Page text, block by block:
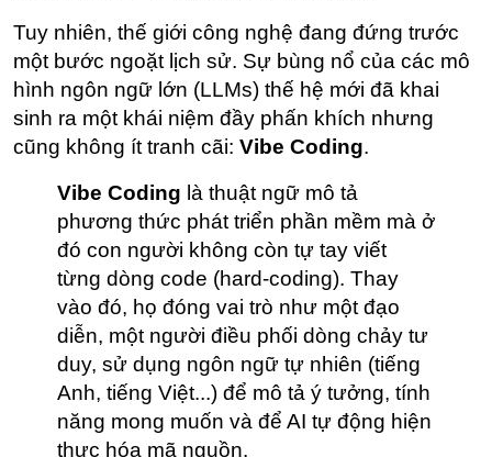
Tuy nhiên, thế giới công nghệ đang đứng trước
một bước ngoặt lịch sử. Sự bùng nổ của các mô
hình ngôn ngữ lớn (LLMs) thế hệ mới đã khai
sinh ra một khái niệm đầy phấn khích nhưng
cũng không ít tranh cãi: Vibe Coding.
Vibe Coding là thuật ngữ mô tả
phương thức phát triển phần mềm mà ở
đó con người không còn tự tay viết
từng dòng code (hard-coding). Thay
vào đó, họ đóng vai trò như một đạo
diễn, một người điều phối dòng chảy tư
duy, sử dụng ngôn ngữ tự nhiên (tiếng
Anh, tiếng Việt...) để mô tả ý tưởng, tính
năng mong muốn và để AI tự động hiện
thực hóa mã nguồn.